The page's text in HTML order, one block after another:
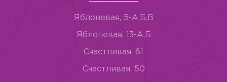
Яблоневая, 5-А,Б,В
Яблоневая, 13-А,Б
Счастливая, 61
Счастливая, 50